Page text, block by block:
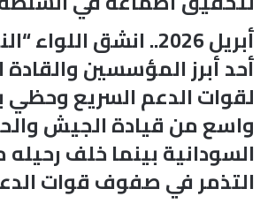
أبريل 2026.. انشق اللواء
أحد أبرز المؤسسين والقادة
لقوات الدعم السريع وحظي
واسع من قيادة الجيش
السودانية بينما خلف
التذمر في صفوف قوات